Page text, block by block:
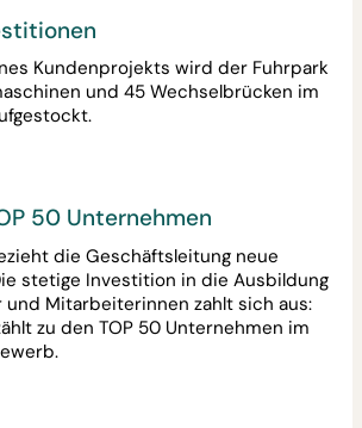
Kundenprojekts wird der Fuhrpark
und 45 Wechselbrücken im
50 Unternehmen
die Geschäftsleitung neue
stetige Investition in die Ausbildung
Mitarbeiterinnen zahlt sich aus:
zu den TOP 50 Unternehmen im